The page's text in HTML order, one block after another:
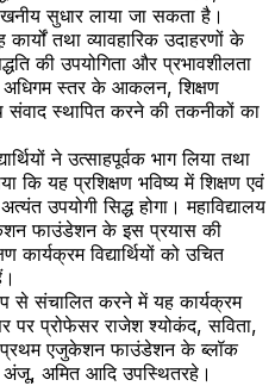
सुधार लाया जा सकता है।
कार्यों तथा व्यावहारिक उदाहरणों के
की उपयोगिता और प्रभावशीलता
अधिगम स्तर के आकलन, शिक्षण
संवाद स्थापित करने की तकनीकों का
ने उत्साहपूर्वक भाग लिया तथा
कि यह प्रशिक्षण भविष्य में शिक्षण एवं
उपयोगी सिद्ध होगा। महाविद्यालय
फाउंडेशन के इस प्रयास की
विद्यार्थियों को उचित
से संचालित करने में यह कार्यक्रम
पर प्रोफेसर राजेश श्योकंद, सविता,
एजुकेशन फाउंडेशन के ब्लॉक
अंजू, अमित आदि उपस्थितरहे।